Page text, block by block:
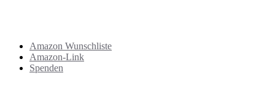
Amazon Wunschliste
Amazon-Link
Spenden